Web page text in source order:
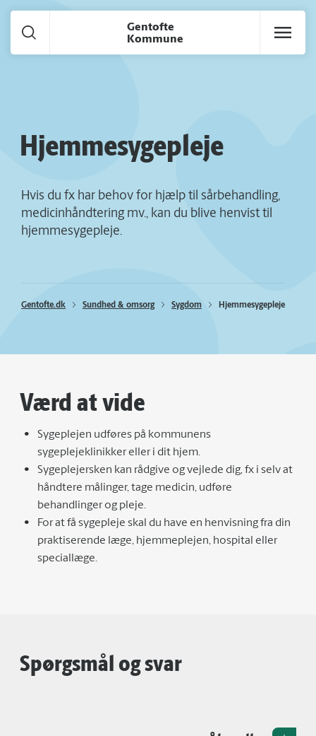
Gentofte
Kommune
Hjemmesygepleje
Hvis du fx har behov for hjælp til sårbehandling,
medicinhåndtering mv., kan du blive henvist til
hjemmesygepleje.
Gentofte.dk Sundhed & omsorg Sygdom Hjemmesygepleje
Værd at vide
Sygeplejen udføres på kommunens
sygeplejeklinikker eller i dit hjem.
Sygeplejersken kan rådgive og vejlede dig, fx i selv at
håndtere målinger, tage medicin, udføre
behandlinger og pleje.
For at få sygepleje skal du have en henvisning fra din
praktiserende læge, hjemmeplejen, hospital eller
speciallæge.
Spørgsmål og svar